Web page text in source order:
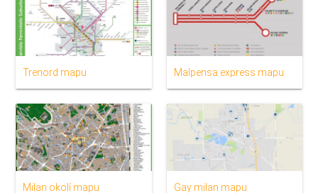
Trenord mapu Malpensa express mapu
Milan okolí mapu Gay milan mapu